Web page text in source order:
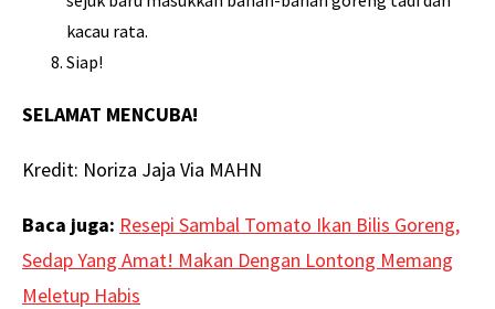
kacau rata.
Siap!
SELAMAT MENCUBA!
Kredit: Noriza Jaja Via MAHN
Baca juga: Resepi Sambal Tomato Ikan Bilis Goreng,
Sedap Yang Amat! Makan Dengan Lontong Memang
Meletup Habis